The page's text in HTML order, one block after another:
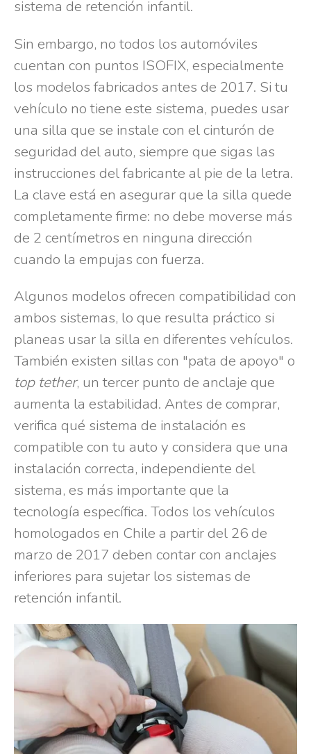
sistema de retención infantil.
Sin embargo, no todos los automóviles
cuentan con puntos ISOFIX, especialmente
los modelos fabricados antes de 2017. Si tu
vehículo no tiene este sistema, puedes usar
una silla que se instale con el cinturón de
seguridad del auto, siempre que sigas las
instrucciones del fabricante al pie de la letra.
La clave está en asegurar que la silla quede
completamente firme: no debe moverse más
de 2 centímetros en ninguna dirección
cuando la empujas con fuerza.
Algunos modelos ofrecen compatibilidad con
ambos sistemas, lo que resulta práctico si
planeas usar la silla en diferentes vehículos.
También existen sillas con "pata de apoyo" o
top tether, un tercer punto de anclaje que
aumenta la estabilidad. Antes de comprar,
verifica qué sistema de instalación es
compatible con tu auto y considera que una
instalación correcta, independiente del
sistema, es más importante que la
tecnología específica. Todos los vehículos
homologados en Chile a partir del 26 de
marzo de 2017 deben contar con anclajes
inferiores para sujetar los sistemas de
retención infantil.